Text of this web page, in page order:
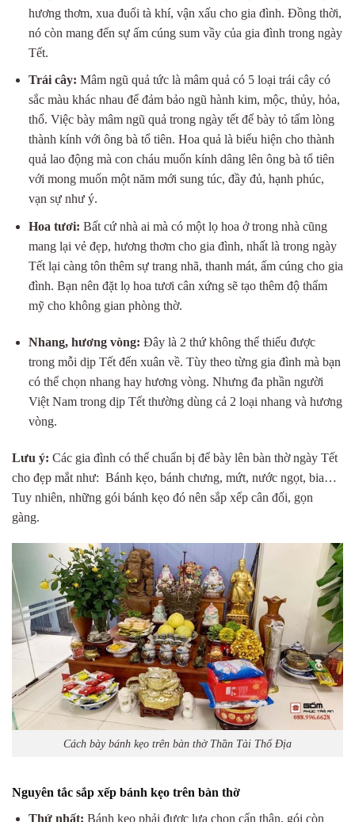
hương thơm, xua đuổi tà khí, vận xấu cho gia đình. Đồng thời,
nó còn mang đến sự ấm cúng sum vầy của gia đình trong ngày
Tết.
Trái cây: Mâm ngũ quả tức là mâm quả có 5 loại trái cây có
sắc màu khác nhau để đảm bảo ngũ hành kim, mộc, thủy, hỏa,
thổ. Việc bày mâm ngũ quả trong ngày tết để bày tỏ tấm lòng
thành kính với ông bà tổ tiên. Hoa quả là biểu hiện cho thành
quả lao động mà con cháu muốn kính dâng lên ông bà tổ tiên
với mong muốn một năm mới sung túc, đầy đủ, hạnh phúc,
vạn sự như ý.
Hoa tươi: Bất cứ nhà ai mà có một lọ hoa ở trong nhà cũng
mang lại vẻ đẹp, hương thơm cho gia đình, nhất là trong ngày
Tết lại càng tôn thêm sự trang nhã, thanh mát, ấm cúng cho gia
đình. Bạn nên đặt lọ hoa tươi cân xứng sẽ tạo thêm độ thẩm
mỹ cho không gian phòng thờ.
Nhang, hương vòng: Đây là 2 thứ không thể thiếu được
trong mỗi dịp Tết đến xuân về. Tùy theo từng gia đình mà bạn
có thể chọn nhang hay hương vòng. Nhưng đa phần người
Việt Nam trong dịp Tết thường dùng cả 2 loại nhang và hương
vòng.
Lưu ý: Các gia đình có thể chuẩn bị để bày lên bàn thờ ngày Tết
cho đẹp mắt như: Bánh kẹo, bánh chưng, mứt, nước ngọt, bia…
Tuy nhiên, những gói bánh kẹo đó nên sắp xếp cân đối, gọn
gàng.
Cách bày bánh kẹo trên bàn thờ Thần Tài Thổ Địa
Nguyên tắc sắp xếp bánh kẹo trên bàn thờ
Thứ nhất: Bánh kẹo phải được lựa chọn cẩn thận, gói còn